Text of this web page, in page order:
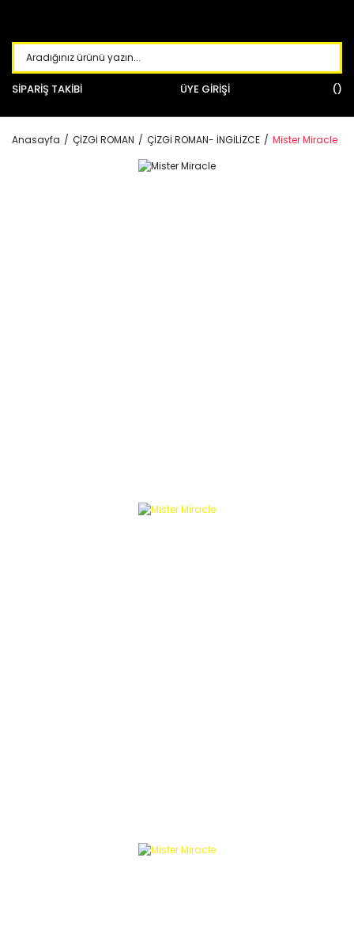
SİPARİŞ TAKİBİ ÜYE GİRİŞİ
Anasayfa ÇİZGİ ROMAN ÇİZGİ ROMAN- İNGİLİZCE Mister Miracle